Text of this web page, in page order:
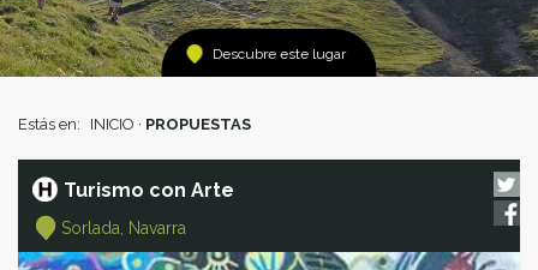
Descubre este lugar
Estás en: INICIO · PROPUESTAS
Turismo con Arte
Sorlada, Navarra